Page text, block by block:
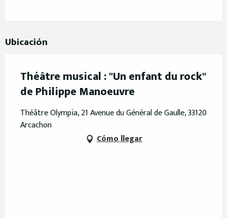
Ubicación
Théâtre musical : "Un enfant du rock"
de Philippe Manoeuvre
Théâtre Olympia, 21 Avenue du Général de Gaulle, 33120
Arcachon
Cómo llegar